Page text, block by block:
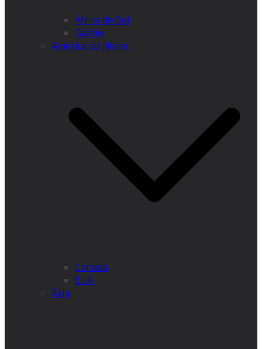
África do Sul
Gabão
América do Norte
Canadá
EUA
Ásia